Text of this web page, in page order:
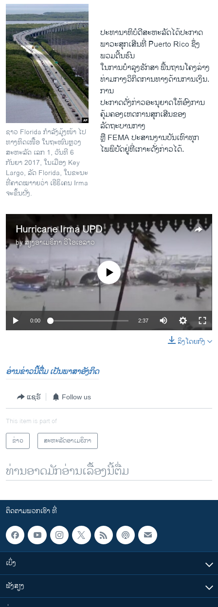
d
e
ຊາວ Florida ກຳລັງມຸ້ງໜ້າ ໄປ
ທາງທິດເໜື້ອ ໃນຖະໜົນຫຼວງ
ສະຫະລັດ ເລກ 1, ວັນທີ 6
ກັນຍາ 2017, ໃນເມືອງ Key
Largo, ລັດ Florida, ໃນຂະນະ
ທີ່ຄາດໝາາຍວ່າ ເຮີຣິເຄນ Irma
ຈະຂຶ້ນຝັ່ງ.
ປະທານາທິບໍດີ​ສະຫະລັດ​ໄດ້​ປະກາດ​
ພາວະ​ສຸກ​ເສີນທີ່ Puerto Rico ຊຶ່ງ​
ພວມດີ້ນຮົນ
​ໃນ​ການບຳລຸງ​ຮັກສາ ພື້ນຖານ​ໂຄງ​ລ່າງ
ທ່າມກາງ​ວິ​ກິດ​ການ​ທາງ​ດ້ານ​ການເງິນ.
ການ
​ປະກາດ​ດັ່ງກ່າວອະນຸ​ຍາດ​ໃຫ້ອົງການ​
ຄຸ້ມ​ຄອງ​ເຫດການ​ສຸກ​ເສີນ​ຂອງ​
ລັດຖະບານກາງ
ຫຼື FEMA ປະສານ​ງານ​ບັນ​ເທົາ​ທຸກ​
ໄພພິບັດ​ຢູ່​ທີ່​ເກາະ​ດັ່ງກ່າວໄດ້.
Hurricane Irma UPD
byສຽງອາເມຣິກາ ວີໂອເອລາວ
No media source currently available
0:00 2:37
ລິງໂດຍກົງ
ອ່ານຂ່າວນີ້ຕື່ມ ເປັນພາສາອັງກິດ
ແຊຣ໌ Follow us
This item is part of
ຂ່າວ
ສະຫະລັດອາເມຣິກາ
ທ່ານອາດມັກອ່ານເລື້ອງນີ້ຕື່ມ
ຕິດຕາມພວກເຮົາ ທີ່
ເບິ່ງ
ຟັງສຽງ